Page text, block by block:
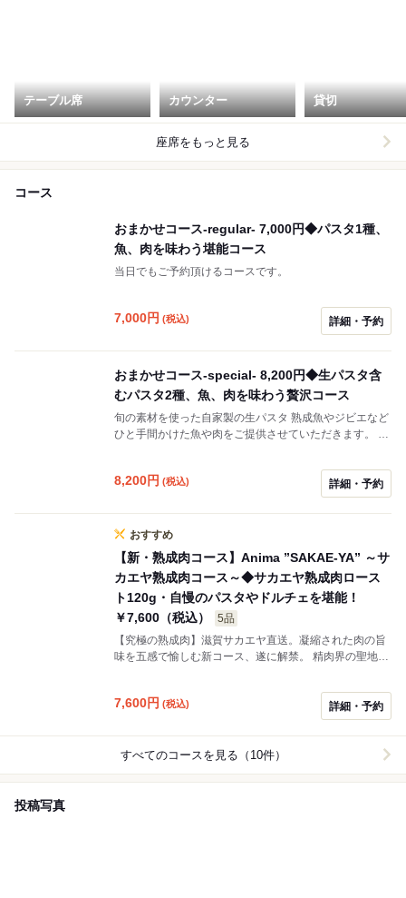
テーブル席 カウンター 貸切
座席をもっと見る
コース
おまかせコース-regular- 7,000円◆パスタ1種、
魚、肉を味わう堪能コース
当日でもご予約頂けるコースです。
7,000円 (税込) 詳細・予約
おまかせコース-special- 8,200円◆生パスタ含
むパスタ2種、魚、肉を味わう贅沢コース
旬の素材を使った自家製の生パスタ 熟成魚やジビエなど
ひと手間かけた魚や肉をご提供させていただきます。 ※
お尋ねください。
8,200円 (税込) 詳細・予約
おすすめ
【新・熟成肉コース】Anima ”SAKAE-YA” ～サ
カエヤ熟成肉コース～◆サカエヤ熟成肉ロース
ト120g・自慢のパスタやドルチェを堪能！
￥7,600（税込）
5品
【究極の熟成肉】滋賀サカエヤ直送。凝縮された肉の旨
味を五感で愉しむ新コース、遂に解禁。 精肉界の聖地、
フ。 単なる熟成を超えた“肉の手当て”により、ナッツの
ような芳醇な香りと、驚くほど濃厚な旨味が溢れ出しま
す。 希少な「ランイチ」をじっくりとローストし、
120gのボリュームでご提供。 余分な脂が分解され、さ
っぱりと溶ける口どけは、美食家をも唸らせます。 ワイ
ンとの至福のペアリングを、心ゆくまでご堪能くださ
い。
7,600円 (税込) 詳細・予約
すべてのコースを見る（10件）
投稿写真